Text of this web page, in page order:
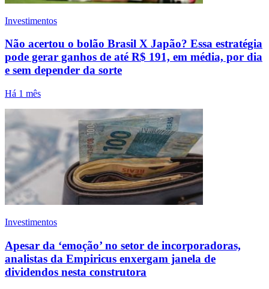
Investimentos
Não acertou o bolão Brasil X Japão? Essa estratégia
pode gerar ganhos de até R$ 191, em média, por dia
e sem depender da sorte
Há 1 mês
Investimentos
Apesar da ‘emoção’ no setor de incorporadoras,
analistas da Empiricus enxergam janela de
dividendos nesta construtora